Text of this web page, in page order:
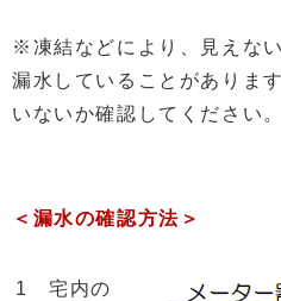
※凍結などにより、見えな
漏水していることがありま
いないか確認してください。
＜漏水の確認方法＞
1 宅内の